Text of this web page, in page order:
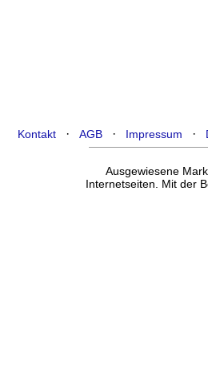
Kontakt ·AGB · Impressum ·
Ausgewiesene
Internetseiten. Mit der